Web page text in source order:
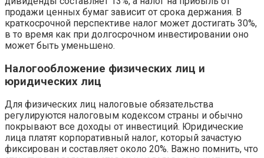
продажи ценных бумаг зависит от срока держания. В
краткосрочной перспективе налог может достигать 30%,
в то время как при долгосрочном инвестировании оно
может быть уменьшено.
Налогообложение физических лиц и
юридических лиц
Для физических лиц налоговые обязательства
регулируются налоговым кодексом страны и обычно
покрывают все доходы от инвестиций. Юридические
лица платят корпоративный налог, который зачастую
фиксирован и составляет около 20%. Важно помнить, что